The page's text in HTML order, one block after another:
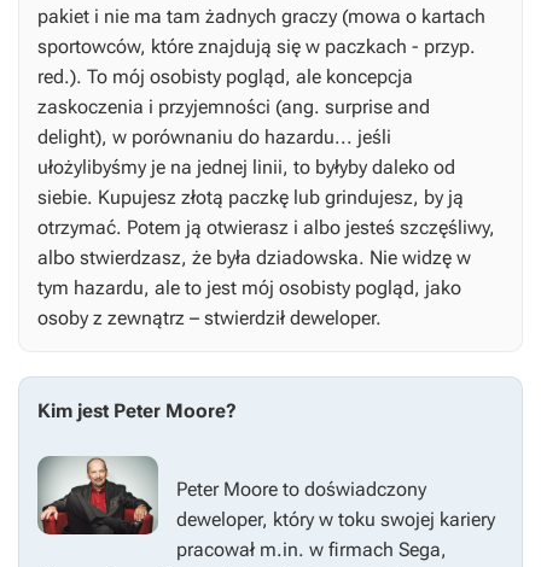
pakiet i nie ma tam żadnych graczy (mowa o kartach
sportowców, które znajdują się w paczkach - przyp.
red.). To mój osobisty pogląd, ale koncepcja
zaskoczenia i przyjemności (ang. surprise and
delight), w porównaniu do hazardu... jeśli
ułożylibyśmy je na jednej linii, to byłyby daleko od
siebie. Kupujesz złotą paczkę lub grindujesz, by ją
otrzymać. Potem ją otwierasz i albo jesteś szczęśliwy,
albo stwierdzasz, że była dziadowska. Nie widzę w
tym hazardu, ale to jest mój osobisty pogląd, jako
osoby z zewnątrz – stwierdził deweloper.
Kim jest Peter Moore?
Peter Moore to doświadczony
deweloper, który w toku swojej kariery
pracował m.in. w firmach Sega,